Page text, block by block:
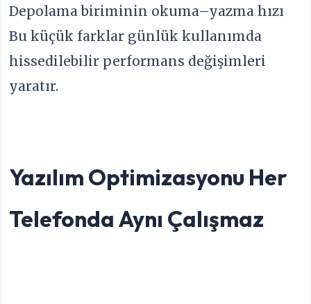
Depolama biriminin okuma–yazma hızı
Bu küçük farklar günlük kullanımda
hissedilebilir performans değişimleri
yaratır.
Yazılım Optimizasyonu Her
Telefonda Aynı Çalışmaz